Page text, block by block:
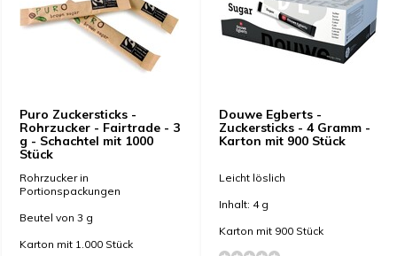
Puro Zuckersticks -
Rohrzucker - Fairtrade - 3
g - Schachtel mit 1000
Stück
Rohrzucker in
Portionspackungen
Beutel von 3 g
Karton mit 1.000 Stück
Douwe Egberts -
Zuckersticks - 4 Gramm -
Karton mit 900 Stück
Leicht löslich
Inhalt: 4 g
Karton mit 900 Stück